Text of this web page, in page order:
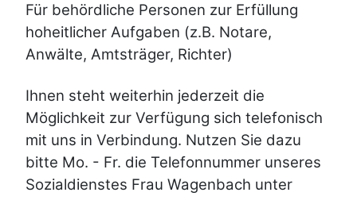
Für behördliche Personen zur Erfüllung
hoheitlicher Aufgaben (z.B. Notare,
Anwälte, Amtsträger, Richter)
Ihnen steht weiterhin jederzeit die
Möglichkeit zur Verfügung sich telefonisch
mit uns in Verbindung. Nutzen Sie dazu
bitte Mo. - Fr. die Telefonnummer unseres
Sozialdienstes Frau Wagenbach unter